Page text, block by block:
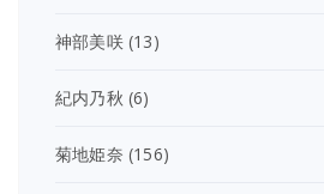
神部美咲(13)
紀内乃秋 (6)
菊地姫奈 (156)